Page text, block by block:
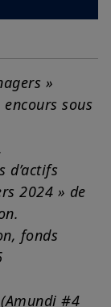
»
sous
d’actifs
2024 » de
fonds
#4